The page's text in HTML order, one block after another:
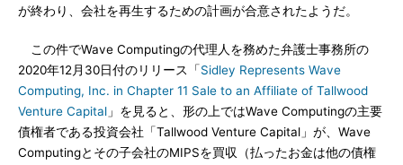
が終わり、会社を再生するための計画が合意されたようだ。
この件でWave Computingの代理人を務めた弁護士事務所の
2020年12月30日付のリリース「Sidley Represents Wave
Computing, Inc. in Chapter 11 Sale to an Affiliate of Tallwood
Venture Capital 」を見ると、形の上ではWave Computingの主要
債権者である投資会社「Tallwood Venture Capital」が、Wave
Computingとその子会社のMIPSを買収（払ったお金は他の債権